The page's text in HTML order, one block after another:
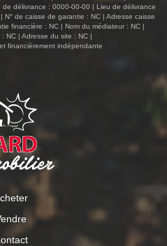
délivrance : 0000-00-00 | Lieu de délivrance
de caisse de garantie : NC | Adresse caisse
financière : NC | Nom du médiateur : NC |
NC | Adresse du site : NC |
financièrement indépendante